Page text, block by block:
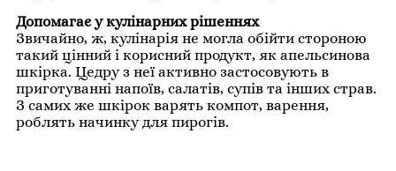
Допомагає у кулінарних рішеннях
Звичайно, ж, кулінарія не могла обійти стороною
такий цінний і корисний продукт, як апельсинова
шкірка. Цедру з неї активно застосовують в
приготуванні напоїв, салатів, супів та інших страв.
З самих же шкірок варять компот, варення,
роблять начинку для пирогів.